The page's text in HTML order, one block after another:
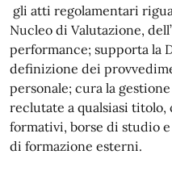
gli atti regolamentari
Nucleo di Valutazione,
performance; supporta la
definizione dei
personale; cura la
reclutate a qualsiasi
formativi, borse di studio
di formazione esterni.